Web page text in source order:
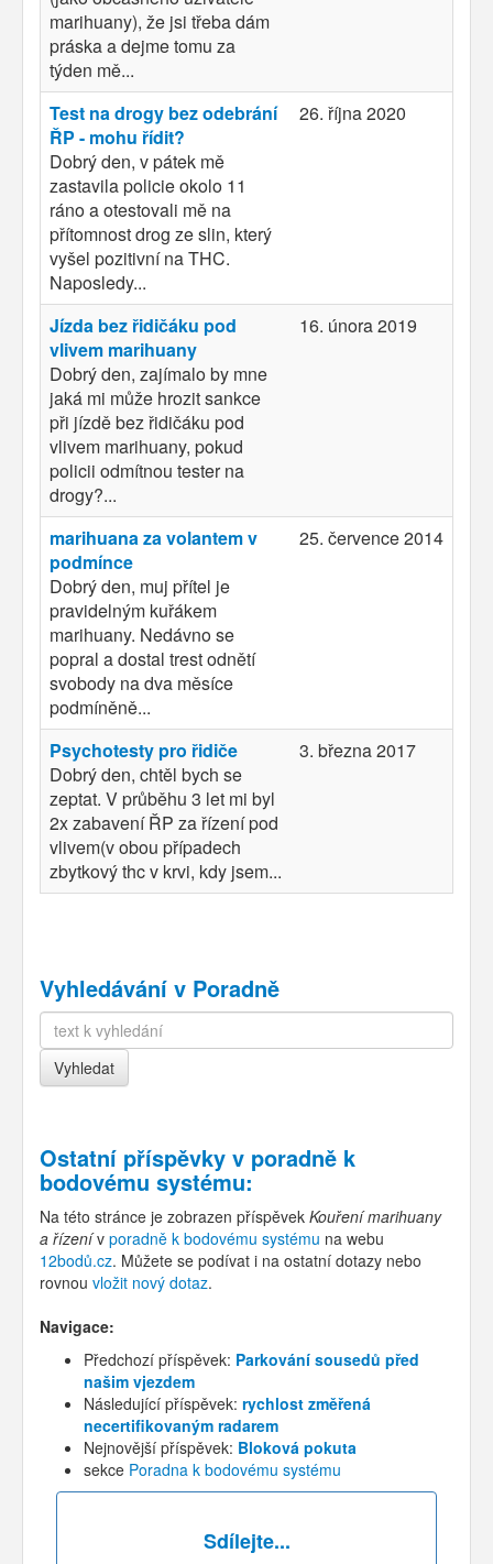
marihuany), že jsi třeba dám
práska a dejme tomu za
týden mě...
Test na drogy bez odebrání
ŘP - mohu řídit?
Dobrý den, v pátek mě
zastavila policie okolo 11
ráno a otestovali mě na
přítomnost drog ze slin, který
vyšel pozitivní na THC.
Naposledy...
26. října 2020
Jízda bez řidičáku pod
vlivem marihuany
Dobrý den, zajímalo by mne
jaká mi může hrozit sankce
při jízdě bez řidičáku pod
vlivem marihuany, pokud
policii odmítnou tester na
drogy?...
16. února 2019
marihuana za volantem v
podmínce
Dobrý den, muj přítel je
pravidelným kuřákem
marihuany. Nedávno se
popral a dostal trest odnětí
svobody na dva měsíce
podmíněně...
25. července 2014
Psychotesty pro řidiče
Dobrý den, chtěl bych se
zeptat. V průběhu 3 let mi byl
2x zabavení ŘP za řízení pod
vlivem(v obou případech
zbytkový thc v krvi, kdy jsem...
3. března 2017
Vyhledávání v Poradně
Ostatní příspěvky v poradně k
bodovému systému:
Na této stránce je zobrazen příspěvek Kouření marihuany
a řízenív poradně k bodovému systému na webu
12bodů.cz. Můžete se podívat i na ostatní dotazy nebo
rovnou vložit nový dotaz.
Navigace:
Předchozí příspěvek: Parkování sousedů před
našim vjezdem
Následující příspěvek: rychlost změřená
necertifikovaným radarem
Nejnovější příspěvek: Bloková pokuta
sekce Poradna k bodovému systému
Sdílejte...